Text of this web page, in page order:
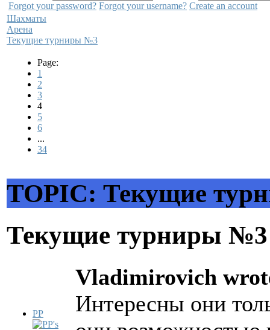
Forgot your password? Forgot your username? Create an account
Шахматы
Арена
Текущие турниры №3
Page:
1
2
3
4
5
6
...
34
TOPIC: Текущие
Текущие турниры
PP
Vladimirovich
Интересны они